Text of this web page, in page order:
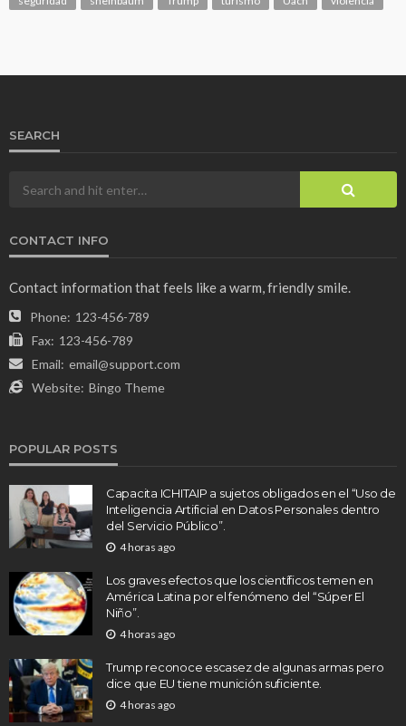
SEARCH
CONTACT INFO
Contact information that feels like a warm, friendly smile.
Phone: 123-456-789
Fax: 123-456-789
Email: email@support.com
Website: Bingo Theme
POPULAR POSTS
Capacita ICHITAIP a sujetos obligados en el “Uso de
Inteligencia Artificial en Datos Personales dentro
del Servicio Público”.
4 horas ago
Los graves efectos que los científicos temen en
América Latina por el fenómeno del “Súper El
Niño”.
4 horas ago
Trump reconoce escasez de algunas armas pero
dice que EU tiene munición suficiente.
4 horas ago